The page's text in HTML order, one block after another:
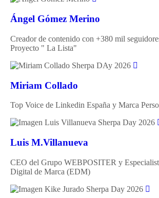
Ángel Gómez Merino
Creador de contenido con +380 mil
Proyecto " La Lista"
Miriam Collado
Top Voice de Linkedin España y Marca
Luis M.Villanueva
CEO del Grupo WEBPOSITER y
Digital de Marca (EDM)